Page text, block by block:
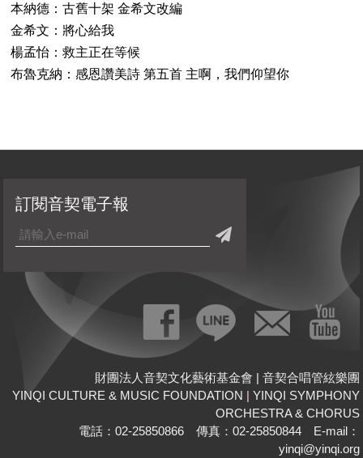
本納德：古舊十架 金希文改編
金希文：將心給我
楊孟怡：救主正在等候
布魯克納：感恩讚美詩 第五首 主啊，我們仰望你
財團法人音契文化藝術基金會 | 音契合唱管絃樂團
YINQI CULTURE & MUSIC FOUNDATION | YINQI SYMPHONY
ORCHESTRA & CHORUS
電話：02-25850866 傳真：02-25850844 E-mail：
yinqi@yinqi.org
訂閱音契電子報